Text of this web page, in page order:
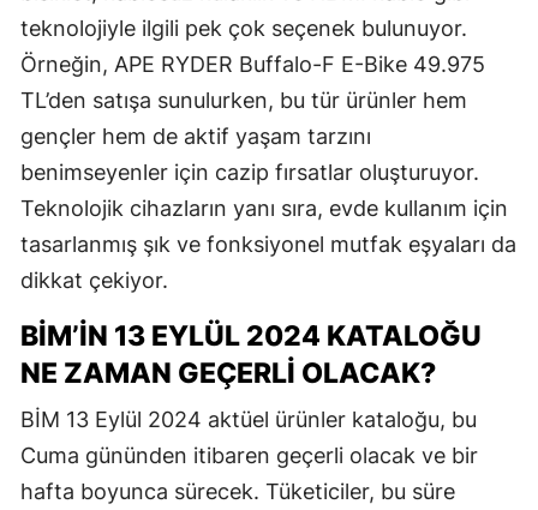
teknolojiyle ilgili pek çok seçenek bulunuyor.
Örneğin, APE RYDER Buffalo-F E-Bike 49.975
TL’den satışa sunulurken, bu tür ürünler hem
gençler hem de aktif yaşam tarzını
benimseyenler için cazip fırsatlar oluşturuyor.
Teknolojik cihazların yanı sıra, evde kullanım için
tasarlanmış şık ve fonksiyonel mutfak eşyaları da
dikkat çekiyor.
BİM’IN 13 EYLÜL 2024 KATALOĞU
NE ZAMAN GEÇERLI OLACAK?
BİM 13 Eylül 2024 aktüel ürünler kataloğu, bu
Cuma gününden itibaren geçerli olacak ve bir
hafta boyunca sürecek. Tüketiciler, bu süre